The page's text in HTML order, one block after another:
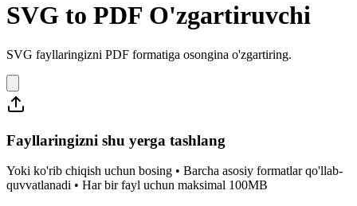
SVG to PDF O'zgartiruvchi
SVG fayllaringizni PDF formatiga osongina o'zgartiring.
Fayllaringizni shu yerga tashlang
Yoki ko'rib chiqish uchun bosing • Barcha asosiy formatlar qo'llab-
quvvatlanadi • Har bir fayl uchun maksimal 100MB